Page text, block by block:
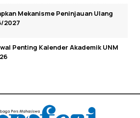
Mekanisme Peninjauan Ulang
2027
Penting Kalender Akademik UNM